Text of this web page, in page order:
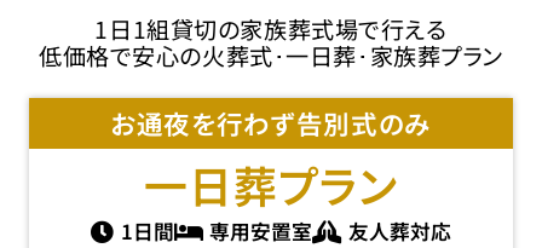
1日1組貸切の家族葬式場で行える
低価格で安心の火葬式･一日葬･家族葬プラン
お通夜を行わず告別式のみ
一日葬プラン
1日間 専用安置室 友人葬対応